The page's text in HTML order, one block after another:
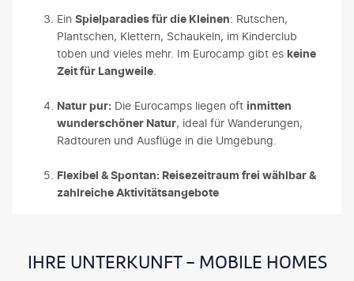
Ein Spielparadies für die Kleinen: Rutschen,
Plantschen, Klettern, Schaukeln, im Kinderclub
toben und vieles mehr. Im Eurocamp gibt es keine
Zeit für Langweile.
Natur pur: Die Eurocamps liegen oft inmitten
wunderschöner Natur, ideal für Wanderungen,
Radtouren und Ausflüge in die Umgebung.
Flexibel & Spontan: Reisezeitraum frei wählbar &
zahlreiche Aktivitätsangebote
IHRE UNTERKUNFT - MOBILE HOMES